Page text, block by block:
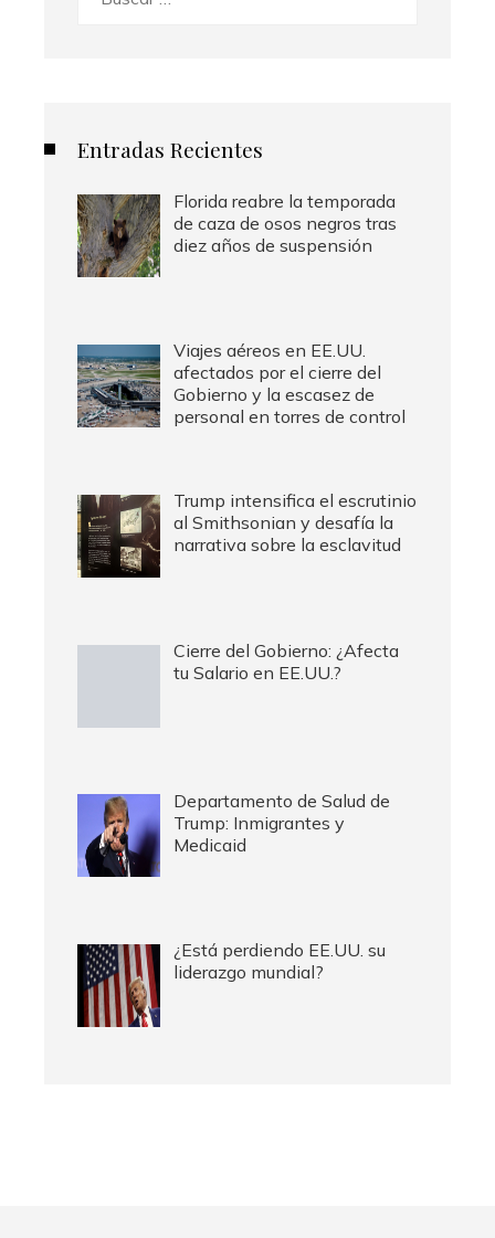
Entradas Recientes
Florida reabre la temporada
de caza de osos negros tras
diez años de suspensión
Viajes aéreos en EE.UU.
afectados por el cierre del
Gobierno y la escasez de
personal en torres de control
Trump intensifica el escrutinio
al Smithsonian y desafía la
narrativa sobre la esclavitud
Cierre del Gobierno: ¿Afecta
tu Salario en EE.UU.?
Departamento de Salud de
Trump: Inmigrantes y
Medicaid
¿Está perdiendo EE.UU. su
liderazgo mundial?